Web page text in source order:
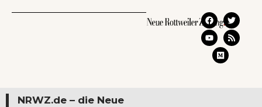
NRWZ.de – die Neue